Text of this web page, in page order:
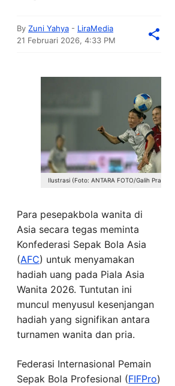
By Zuni Yahya - LiraMedia
21 Februari 2026, 4:33 PM
Ilustrasi (Foto: ANTARA FOTO/Galih Pradipta)
Para pesepakbola wanita di
Asia secara tegas meminta
Konfederasi Sepak Bola Asia
(AFC) untuk menyamakan
hadiah uang pada Piala Asia
Wanita 2026. Tuntutan ini
muncul menyusul kesenjangan
hadiah yang signifikan antara
turnamen wanita dan pria.
Federasi Internasional Pemain
Sepak Bola Profesional (FIFPro)